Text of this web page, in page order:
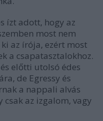
ízt adott, hogy az
most nem
az írója, ezért most
a csapatasztalokhoz.
előtti utolsó édes
de Egressy és
a nappali alvás
az izgalom, vagy